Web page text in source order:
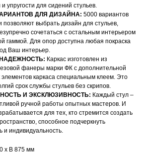
упругости для сидений стульев.
ДЛЯ ДИЗАЙНА: 5000 вариантов
позволяют выбрать дизайн для стульев,
сочетаться с остальным интерьером
гаммой. Для опор доступна любая покраска
Ваш интерьер.
Каркас изготовлен из
фанеры марки ФК с дополнительной
элементов каркаса специальным клеем. Это
срок службы стульев без скрипов.
И ЭКСКЛЮЗИВНОСТЬ: Каждый стул –
ручной работы опытных мастеров. И
для тех, кто стремится создать
способное подчеркнуть
и индивидуальность.
х В 875 мм
ГОТОВЫ
ЛЮБЫЕ